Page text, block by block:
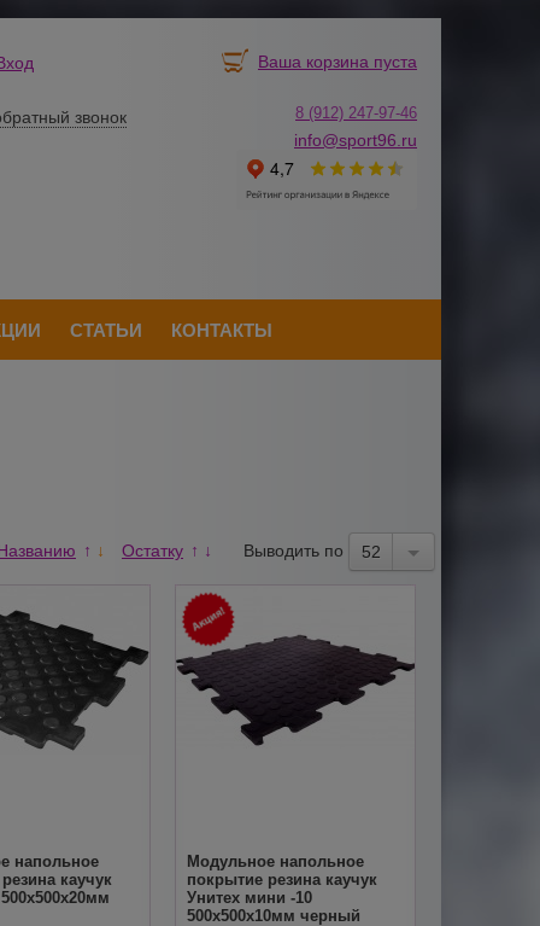
звонок
Ваша корзина пуста
8 (912) 247-97-46
info@sport96.ru
СТАТЬИ КОНТАКТЫ
↑ ↓ Остатку ↑ ↓ Выводить по 52
напольное
каучук
Модульное напольное
покрытие резина каучук
Унитех мини -10
500х500х10мм черный